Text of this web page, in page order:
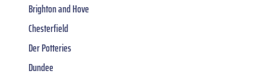
Brighton and Hove
Chesterfield
Der Potteries
Dundee